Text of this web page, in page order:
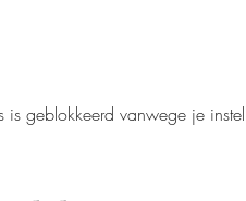
geblokkeerd vanwege je